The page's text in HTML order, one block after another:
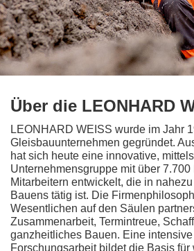
Über die LEONHARD
LEONHARD WEISS wurde im Jahr
Gleisbauunternehmen gegründet.
hat sich heute eine innovative,
Unternehmensgruppe mit über
Mitarbeitern entwickelt, die in
Bauens tätig ist. Die
Wesentlichen auf den Säulen
Zusammenarbeit, Termintreue,
ganzheitliches Bauen. Eine
Forschungsarbeit bildet die Basis